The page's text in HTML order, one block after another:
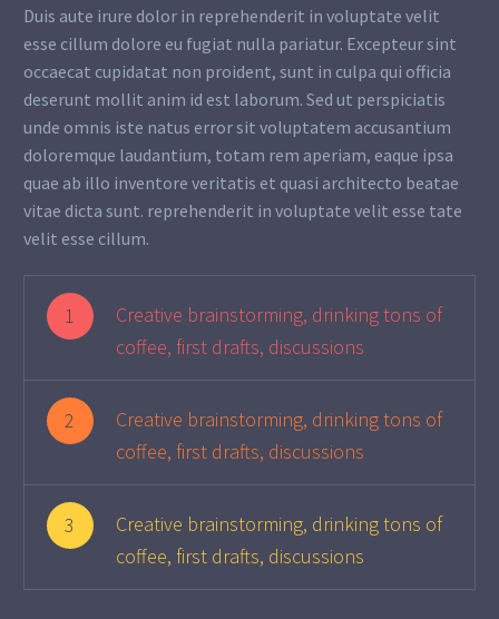
Duis aute irure dolor in reprehenderit in voluptate velit
esse cillum dolore eu fugiat nulla pariatur. Excepteur sint
occaecat cupidatat non proident, sunt in culpa qui officia
deserunt mollit anim id est laborum. Sed ut perspiciatis
unde omnis iste natus error sit voluptatem accusantium
doloremque laudantium, totam rem aperiam, eaque ipsa
quae ab illo inventore veritatis et quasi architecto beatae
vitae dicta sunt. reprehenderit in voluptate velit esse tate
velit esse cillum.
1
Creative brainstorming, drinking tons of
coffee, first drafts, discussions
2
Creative brainstorming, drinking tons of
coffee, first drafts, discussions
3
Creative brainstorming, drinking tons of
coffee, first drafts, discussions